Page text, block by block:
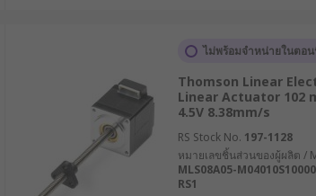
(Ball Screw), เกลียวหัวทวน (Lead Screw) แล
านต่ำและให้ประสิทธิภาพสูง เหมาะสำหรับงาน
ยนต์ และระบบอัตโนมัติความละเอียดสูง
บที่มีโครงสร้างเรียบง่าย ราคาคุ้มค่า และดูแลรัก
รื่องจักรขนาดเล็ก
บมาสำหรับงานที่ต้องรองรับโหลดสูงและการใช้
ไม่พร้อมจำหน่ายในตอ
Thomson Linear
Linear Actuator 102
4.5V 8.38mm/s
RS Stock No. 197-1128
หมายเลขชิ้นส่วนของผู้ผลิต /
MLS08A05-
RS1